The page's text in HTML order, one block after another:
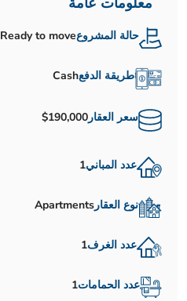
معلومات عامة
حالة المشروعReady to move
طريقة الدفعCash
سعر العقار$190,000
عدد المباني1
نوع العقارApartments
عدد الغرف1
عدد الحمامات1